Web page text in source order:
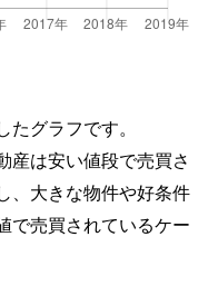
グラフです。
産は安い値段で売買さ
、大きな物件や好条件
で売買されているケー